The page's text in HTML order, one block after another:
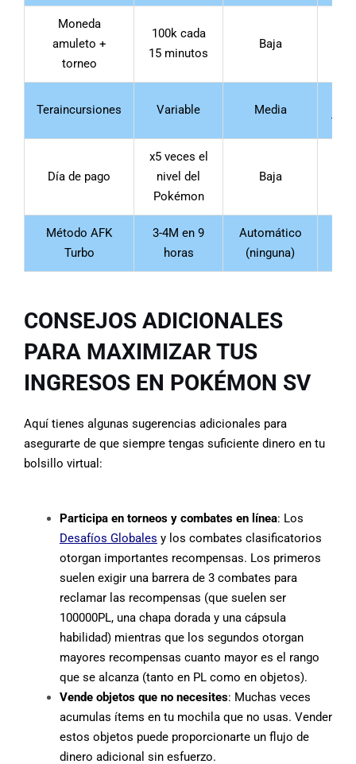
Moneda
amuleto +
torneo
100k cada
15 minutos
Baja
Teraincursiones Variable Media
Día de pago
x5 veces el
nivel del
Pokémon
Baja
Método AFK
Turbo
3-4M en 9
horas
Automático
(ninguna)
CONSEJOS ADICIONALES
PARA MAXIMIZAR TUS
INGRESOS EN POKÉMON SV
Aquí tienes algunas sugerencias adicionales para
asegurarte de que siempre tengas suficiente dinero en tu
bolsillo virtual:
Participa en torneos y combates en línea: Los
Desafíos Globales y los combates clasificatorios
otorgan importantes recompensas. Los primeros
suelen exigir una barrera de 3 combates para
reclamar las recompensas (que suelen ser
100000PL, una chapa dorada y una cápsula
habilidad) mientras que los segundos otorgan
mayores recompensas cuanto mayor es el rango
que se alcanza (tanto en PL como en objetos).
Vende objetos que no necesites: Muchas veces
acumulas ítems en tu mochila que no usas. Vender
estos objetos puede proporcionarte un flujo de
dinero adicional sin esfuerzo.